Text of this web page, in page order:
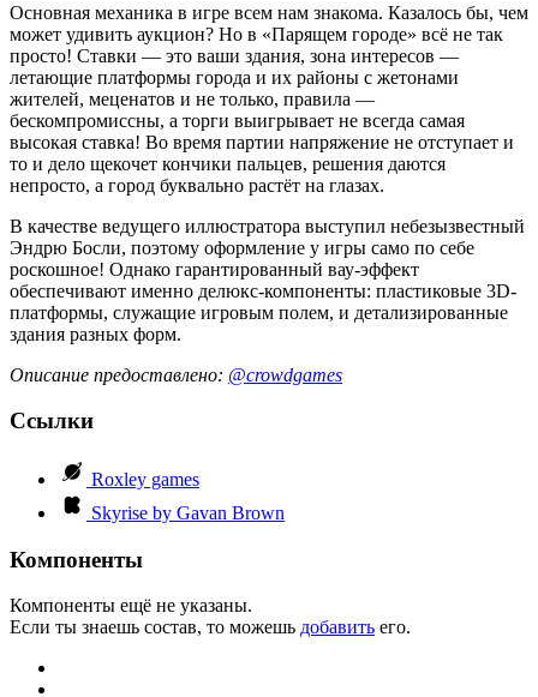
Основная механика в игре всем нам знакома. Казалось бы, чем
может удивить аукцион? Но в «Парящем городе» всё не так
просто! Ставки — это ваши здания, зона интересов —
летающие платформы города и их районы с жетонами
жителей, меценатов и не только, правила —
бескомпромиссны, а торги выигрывает не всегда самая
высокая ставка! Во время партии напряжение не отступает и
то и дело щекочет кончики пальцев, решения даются
непросто, а город буквально растёт на глазах.
В качестве ведущего иллюстратора выступил небезызвестный
Эндрю Босли, поэтому оформление у игры само по себе
роскошное! Однако гарантированный вау-эффект
обеспечивают именно делюкс-компоненты: пластиковые 3D-
платформы, служащие игровым полем, и детализированные
здания разных форм.
Описание предоставлено: @crowdgames
Ссылки
Roxley games
Skyrise by Gavan Brown
Компоненты
Компоненты ещё не указаны.
Если ты знаешь состав, то можешь добавить его.